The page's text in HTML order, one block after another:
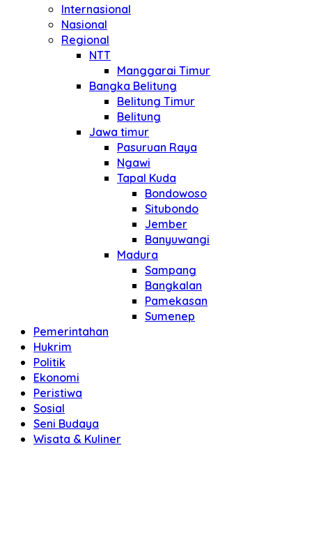
Internasional
Nasional
Regional
NTT
Manggarai Timur
Bangka Belitung
Belitung Timur
Belitung
Jawa timur
Pasuruan Raya
Ngawi
Tapal Kuda
Bondowoso
Situbondo
Jember
Banyuwangi
Madura
Sampang
Bangkalan
Pamekasan
Sumenep
Pemerintahan
Hukrim
Politik
Ekonomi
Peristiwa
Sosial
Seni Budaya
Wisata & Kuliner